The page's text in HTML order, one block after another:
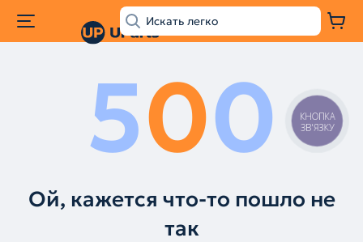
500
Ой, кажется что-то пошло не
так
КНОПКА
ЗВ'ЯЗКУ